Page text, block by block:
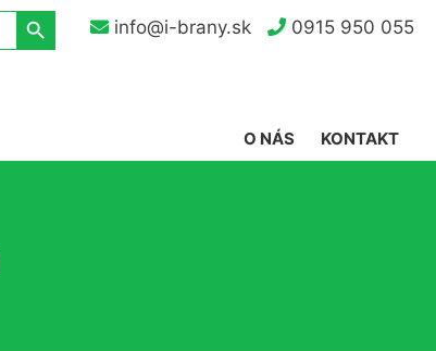
info@i-brany.sk 0915 950 055
Search Button
KONTAKT
O NÁS